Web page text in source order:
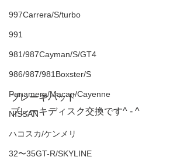
997Carrera/S/turbo
991
981/987Cayman/S/GT4
986/987/981Boxster/S
Panamera/Macan/Cayenne
NISSAN
ハコスカ/ケンメリ
32〜35GT-R/SKYLINE
ブレーキパッド
ブレーキディスク交換です^ - ^